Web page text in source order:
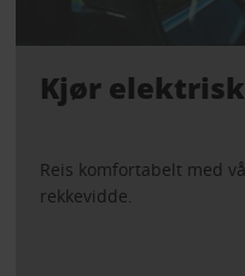
Kjør
Reis komfortabelt med
rekkevidde.